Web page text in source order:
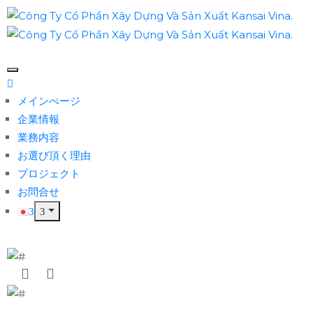
メインぺージ
企業情報
業務内容
お選び頂く理由
プロジェクト
お問合せ